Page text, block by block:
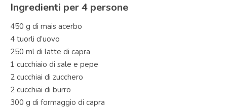
Ingredienti per 4 persone
450 g di mais acerbo
4 tuorli d’uovo
250 ml di latte di capra
1 cucchiaio di sale e pepe
2 cucchiai di zucchero
2 cucchiai di burro
300 g di formaggio di capra